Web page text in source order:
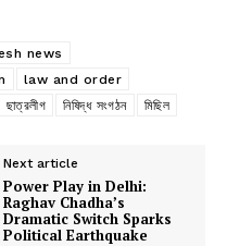
news
law and order
ছাত্রলীগ নিষিদ্ধ সংগঠন মিছিল
Next article
Power Play in Delhi:
Raghav Chadha’s
Dramatic Switch Sparks
Political Earthquake